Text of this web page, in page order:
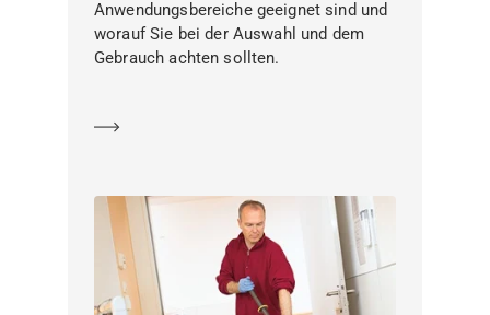
Anwendungsbereiche geeignet sind und
worauf Sie bei der Auswahl und dem
Gebrauch achten sollten.